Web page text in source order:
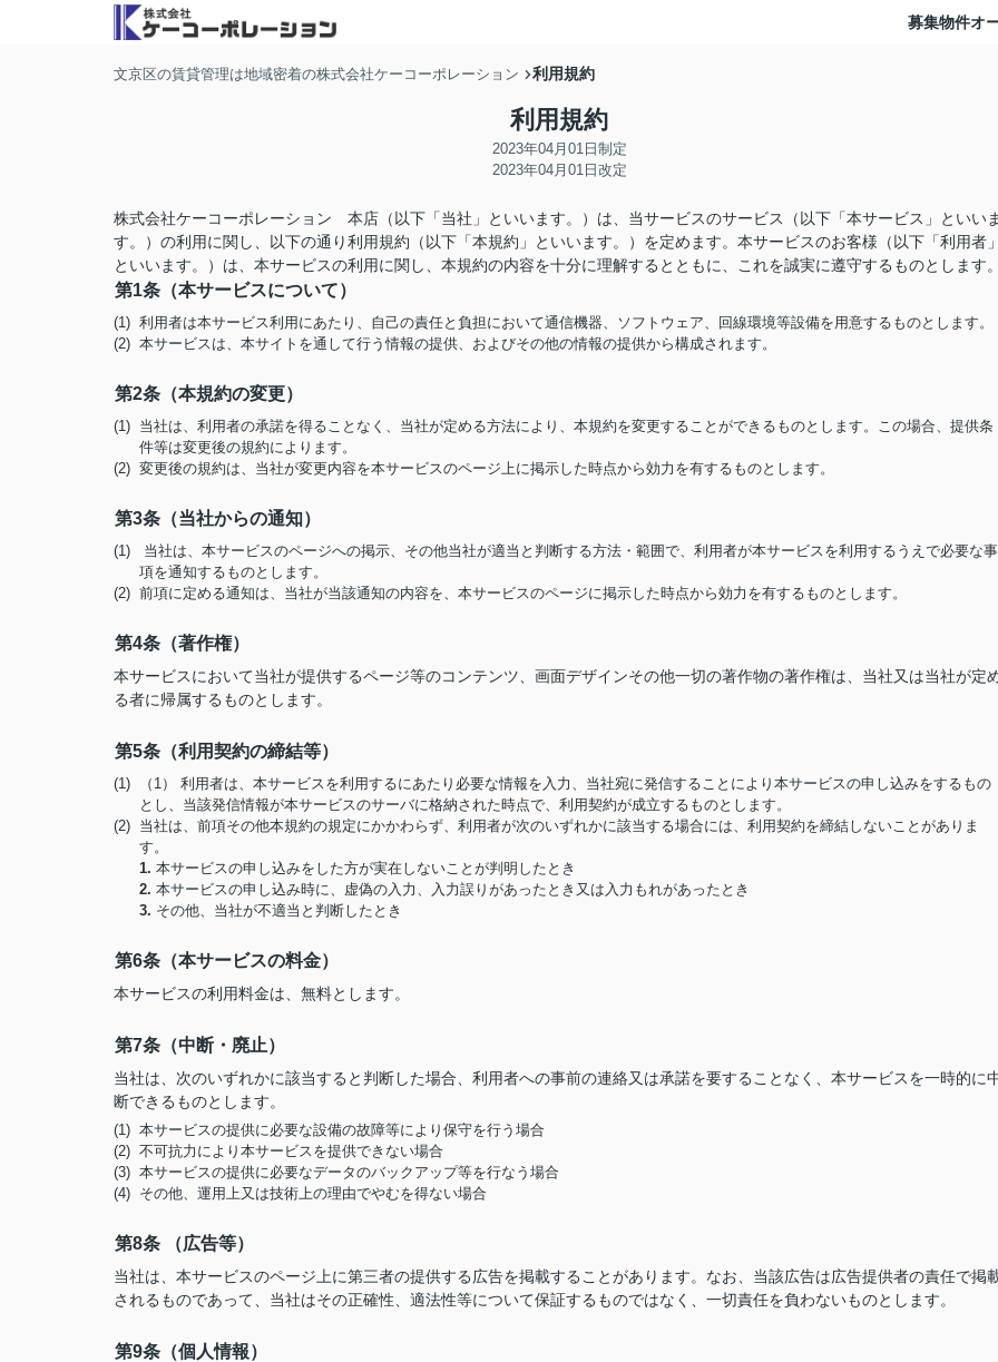
募集物件オ
文京区の賃貸管理は地域密着の株式会社ケーコーポレーション 利用規約
利用規約
2023年04月01日制定
2023年04月01日改定
株式会社ケーコーポレーション 本店（以下「当社」といいます。）は、当サービスのサービス（以下「本サービス」といい
す。）の利用に関し、以下の通り利用規約（以下「本規約」といいます。）を定めます。本サービスのお客様（以下「利用者
といいます。）は、本サービスの利用に関し、本規約の内容を十分に理解するとともに、これを誠実に遵守するものとします
第1条（本サービスについて）
(1) 利用者は本サービス利用にあたり、自己の責任と負担において通信機器、ソフトウェア、回線環境等設備を用意するものとします。
(2) 本サービスは、本サイトを通して行う情報の提供、およびその他の情報の提供から構成されます。
第2条（本規約の変更）
(1) 当社は、利用者の承諾を得ることなく、当社が定める方法により、本規約を変更することができるものとします。この場合、提供条
件等は変更後の規約によります。
(2) 変更後の規約は、当社が変更内容を本サービスのページ上に掲示した時点から効力を有するものとします。
第3条（当社からの通知）
(1) 当社は、本サービスのページへの掲示、その他当社が適当と判断する方法・範囲で、利用者が本サービスを利用するうえで必要な事
項を通知するものとします。
(2) 前項に定める通知は、当社が当該通知の内容を、本サービスのページに掲示した時点から効力を有するものとします。
第4条（著作権）
本サービスにおいて当社が提供するページ等のコンテンツ、画面デザインその他一切の著作物の著作権は、当社又は当社が定
る者に帰属するものとします。
第5条（利用契約の締結等）
(1) （1） 利用者は、本サービスを利用するにあたり必要な情報を入力、当社宛に発信することにより本サービスの申し込みをするもの
とし、当該発信情報が本サービスのサーバに格納された時点で、利用契約が成立するものとします。
(2) 当社は、前項その他本規約の規定にかかわらず、利用者が次のいずれかに該当する場合には、利用契約を締結しないことがありま
す。
1. 本サービスの申し込みをした方が実在しないことが判明したとき
2. 本サービスの申し込み時に、虚偽の入力、入力誤りがあったとき又は入力もれがあったとき
3. その他、当社が不適当と判断したとき
第6条（本サービスの料金）
本サービスの利用料金は、無料とします。
第7条（中断・廃止）
当社は、次のいずれかに該当すると判断した場合、利用者への事前の連絡又は承諾を要することなく、本サービスを一時的に
断できるものとします。
(1) 本サービスの提供に必要な設備の故障等により保守を行う場合
(2) 不可抗力により本サービスを提供できない場合
(3) 本サービスの提供に必要なデータのバックアップ等を行なう場合
(4) その他、運用上又は技術上の理由でやむを得ない場合
第8条 （広告等）
当社は、本サービスのページ上に第三者の提供する広告を掲載することがあります。なお、当該広告は広告提供者の責任で掲
されるものであって、当社はその正確性、適法性等について保証するものではなく、一切責任を負わないものとします。
第9条（個人情報）